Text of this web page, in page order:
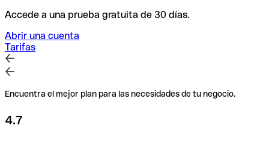
Accede a una prueba gratuita de 30 días.
Abrir una cuenta
Tarifas
Encuentra el mejor plan para las necesidades de tu negocio.
4.7